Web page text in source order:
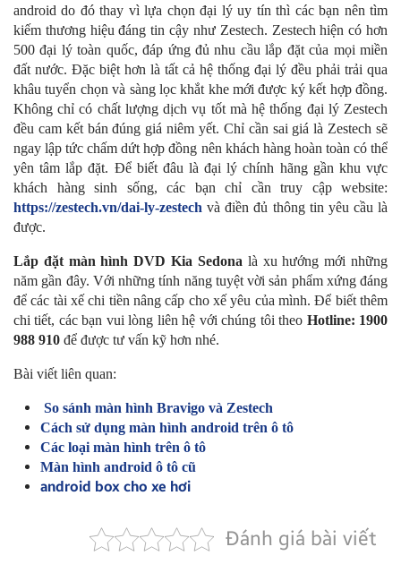
android do đó thay vì lựa chọn đại lý uy tín thì các bạn nên tìm
kiếm thương hiệu đáng tin cậy như Zestech. Zestech hiện có hơn
500 đại lý toàn quốc, đáp ứng đủ nhu cầu lắp đặt của mọi miền
đất nước. Đặc biệt hơn là tất cả hệ thống đại lý đều phải trải qua
khâu tuyển chọn và sàng lọc khắt khe mới được ký kết hợp đồng.
Không chỉ có chất lượng dịch vụ tốt mà hệ thống đại lý Zestech
đều cam kết bán đúng giá niêm yết. Chỉ cần sai giá là Zestech sẽ
ngay lập tức chấm dứt hợp đồng nên khách hàng hoàn toàn có thể
yên tâm lắp đặt. Để biết đâu là đại lý chính hãng gần khu vực
khách hàng sinh sống, các bạn chỉ cần truy cập website:
https://zestech.vn/dai-ly-zestech và điền đủ thông tin yêu cầu là
được.
Lắp đặt màn hình DVD Kia Sedona là xu hướng mới những
năm gần đây. Với những tính năng tuyệt vời sản phẩm xứng đáng
để các tài xế chi tiền nâng cấp cho xế yêu của mình. Để biết thêm
chi tiết, các bạn vui lòng liên hệ với chúng tôi theo Hotline: 1900
988 910 để được tư vấn kỹ hơn nhé.
Bài viết liên quan:
So sánh màn hình Bravigo và Zestech
Cách sử dụng màn hình android trên ô tô
Các loại màn hình trên ô tô
Màn hình android ô tô cũ
android box cho xe hơi
Đánh giá bài viết